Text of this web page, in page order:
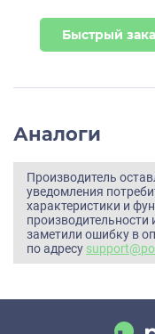
Быстрый
Аналоги
Производитель
уведомления
характеристики и
производительности
заметили ошибку в
по адресу